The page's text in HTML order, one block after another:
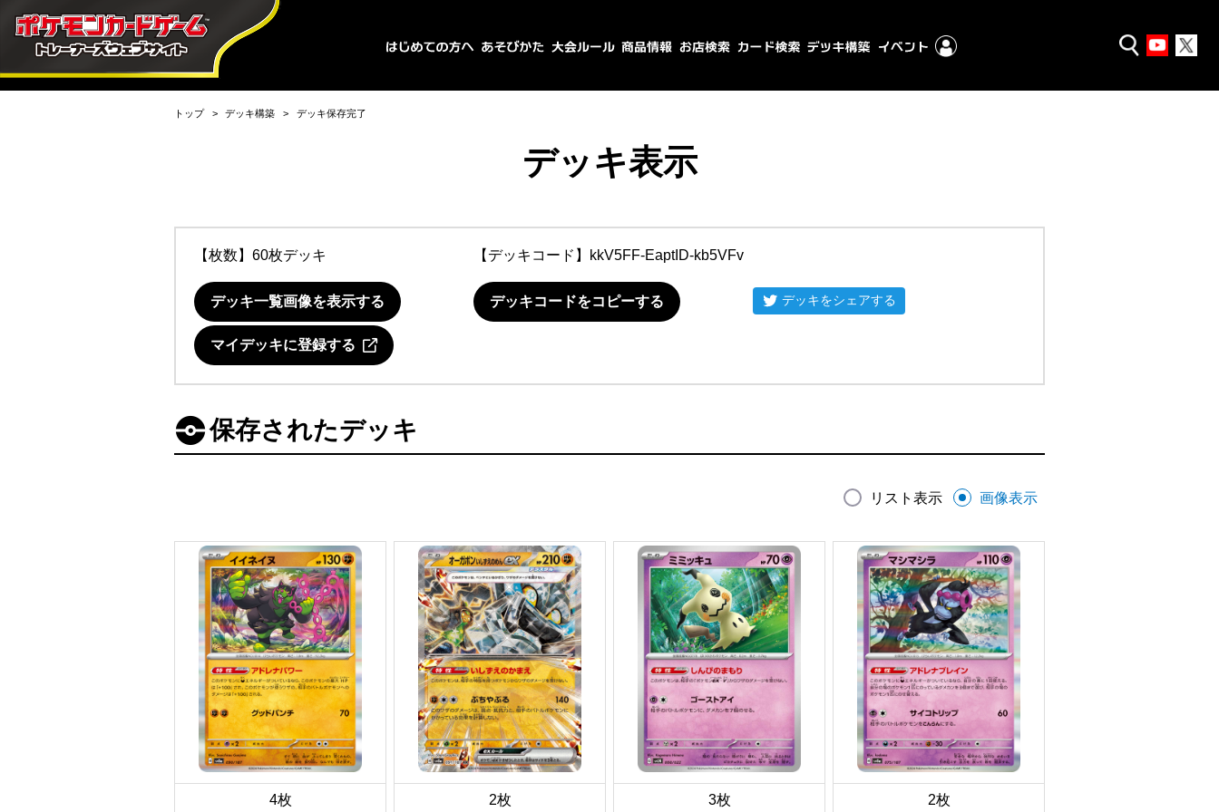
トップ デッキ構築 デッキ保存完了
デッキ表示
【枚数】60枚デッキ 【デッキコード】 kkV5FF-EaptID-kb5VFv
デッキ一覧画像を表示する デッキコードをコピーする デッキをシェアする
マイデッキに登録する
保存されたデッキ
リスト表示 画像表示
4枚 2枚 3枚 2枚